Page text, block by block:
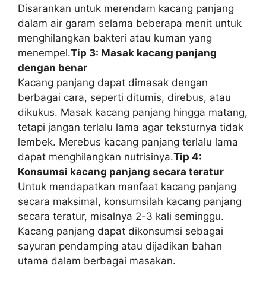
Disarankan untuk merendam kacang panjang
dalam air garam selama beberapa menit untuk
menghilangkan bakteri atau kuman yang
menempel.Tip 3: Masak kacang panjang
dengan benar
Kacang panjang dapat dimasak dengan
berbagai cara, seperti ditumis, direbus, atau
dikukus. Masak kacang panjang hingga matang,
tetapi jangan terlalu lama agar teksturnya tidak
lembek. Merebus kacang panjang terlalu lama
dapat menghilangkan nutrisinya.Tip 4:
Konsumsi kacang panjang secara teratur
Untuk mendapatkan manfaat kacang panjang
secara maksimal, konsumsilah kacang panjang
secara teratur, misalnya 2-3 kali seminggu.
Kacang panjang dapat dikonsumsi sebagai
sayuran pendamping atau dijadikan bahan
utama dalam berbagai masakan.